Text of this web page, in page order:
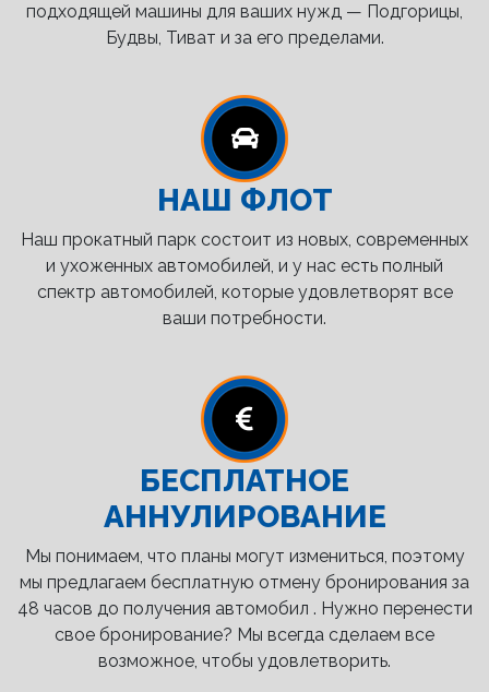
подходящей машины для ваших нужд — Подгорицы,
Будвы, Тиват и за его пределами.
НАШ ФЛОТ
Наш прокатный парк состоит из новых, современных
и ухоженных автомобилей, и у нас есть полный
спектр автомобилей, которые удовлетворят все
ваши потребности.
БЕСПЛАТНОЕ
АННУЛИРОВАНИЕ
Мы понимаем, что планы могут измениться, поэтому
мы предлагаем бесплатную отмену бронирования за
48 часов до получения автомобил . Нужно перенести
свое бронирование? Мы всегда сделаем все
возможное, чтобы удовлетворить.